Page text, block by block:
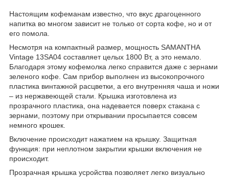
Настоящим кофеманам известно, что вкус драгоценного
напитка во многом зависит не только от сорта кофе, но и от
его помола.
Несмотря на компактный размер, мощность SAMANTHA
Vintage 13SA04 составляет целых 1800 Вт, а это немало.
Благодаря этому кофемолка легко справится даже с зернами
зеленого кофе. Сам прибор выполнен из высокопрочного
пластика винтажной расцветки, а его внутренняя чаша и ножи
– из нержавеющей стали. Крышка изготовлена из
прозрачного пластика, она надевается поверх стакана с
зернами, поэтому при открывании просыпается совсем
немного крошек.
Включение происходит нажатием на крышку. Защитная
функция: при неплотном закрытии крышки включения не
происходит.
Прозрачная крышка усройства позволяет легко визуально